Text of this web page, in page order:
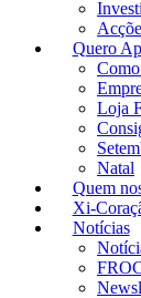
Quero
Loja
Natal
Quem
Xi-
Notícias